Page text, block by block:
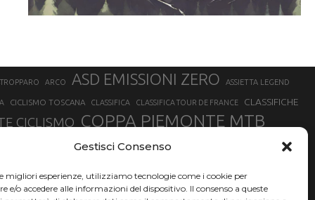
Gestisci Consenso
migliori esperienze, utilizziamo tecnologie come i cookie per
e/o accedere alle informazioni del dispositivo. Il consenso a queste
ARCO ASD EMISSIONI ZERO ASSIETTA LEGEND
CICLISMO TOSCANA CLASSIFICA CLASSIFICA TOUR DE FRANCE CLASSIFICHE
CICLISMO COPPA PIEMONTE MTB
FABIO ARU FIAB FINALE LIGURE
HERVÉ BARMASSE INSUBRIA BIKE FESTIVAL